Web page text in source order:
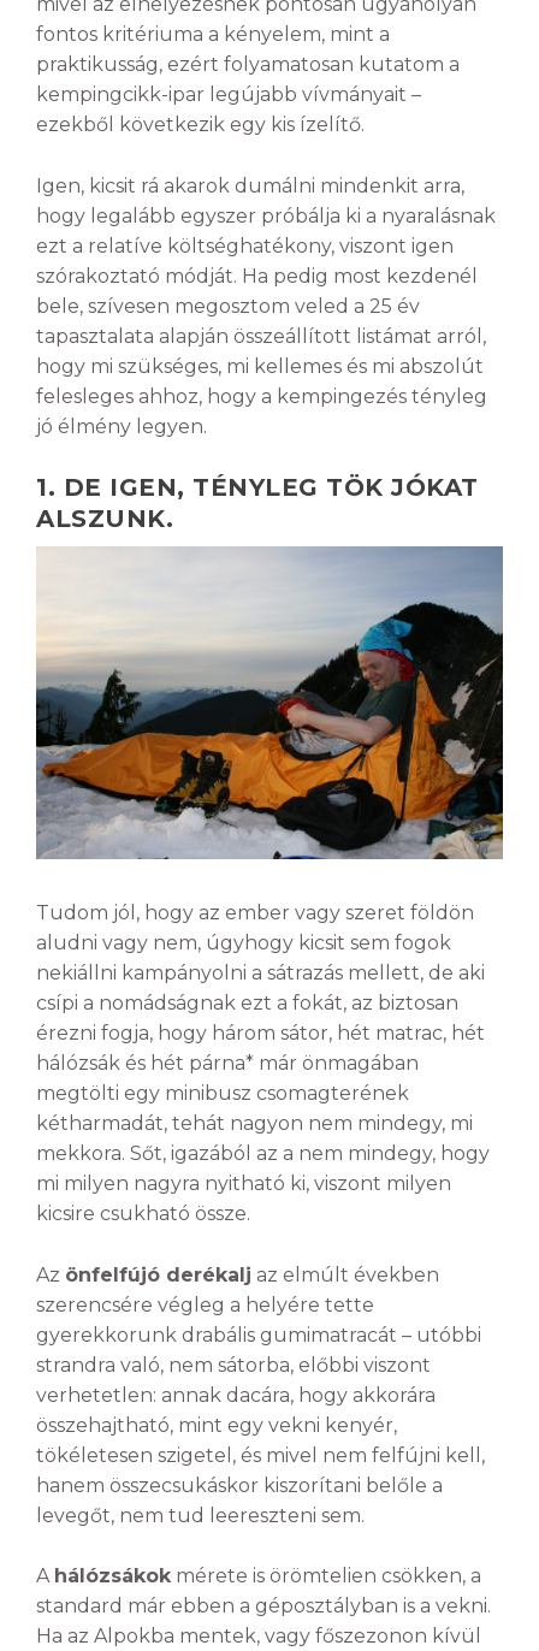
fontos kritériuma a kényelem, mint a
praktikusság, ezért folyamatosan kutatom a
kempingcikk-ipar legújabb vívmányait –
ezekből következik egy kis ízelítő.
Igen, kicsit rá akarok dumálni mindenkit arra,
hogy legalább egyszer próbálja ki a nyaralásnak
ezt a relatíve költséghatékony, viszont igen
szórakoztató módját. Ha pedig most kezdenél
bele, szívesen megosztom veled a 25 év
tapasztalata alapján összeállított listámat arról,
hogy mi szükséges, mi kellemes és mi abszolút
felesleges ahhoz, hogy a kempingezés tényleg
jó élmény legyen.
1. DE IGEN, TÉNYLEG TÖK JÓKAT
ALSZUNK.
Tudom jól, hogy az ember vagy szeret földön
aludni vagy nem, úgyhogy kicsit sem fogok
nekiállni kampányolni a sátrazás mellett, de aki
csípi a nomádságnak ezt a fokát, az biztosan
érezni fogja, hogy három sátor, hét matrac, hét
hálózsák és hét párna* már önmagában
megtölti egy minibusz csomagterének
kétharmadát, tehát nagyon nem mindegy, mi
mekkora. Sőt, igazából az a nem mindegy, hogy
mi milyen nagyra nyitható ki, viszont milyen
kicsire csukható össze.
Az önfelfújó derékalj az elmúlt években
szerencsére végleg a helyére tette
gyerekkorunk drabális gumimatracát – utóbbi
strandra való, nem sátorba, előbbi viszont
verhetetlen: annak dacára, hogy akkorára
összehajtható, mint egy vekni kenyér,
tökéletesen szigetel, és mivel nem felfújni kell,
hanem összecsukáskor kiszorítani belőle a
levegőt, nem tud leereszteni sem.
A hálózsákokmérete is örömtelien csökken, a
standard már ebben a géposztályban is a vekni.
Ha az Alpokba mentek, vagy főszezonon kívül